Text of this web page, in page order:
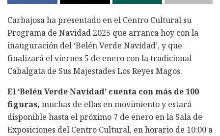
Carbajosa ha presentado en el Centro Cultural su
Programa de Navidad 2025 que arranca hoy con la
inauguración del ‘Belén Verde Navidad’, y que
finalizará el viernes 5 de enero con la tradicional
Cabalgata de Sus Majestades Los Reyes Magos.
El ‘Belén Verde Navidad’ cuenta con más de 100
figuras, muchas de ellas en movimiento y estará
disponible hasta el próximo 7 de enero en la Sala de
Exposiciones del Centro Cultural, en horario de 10:00 a